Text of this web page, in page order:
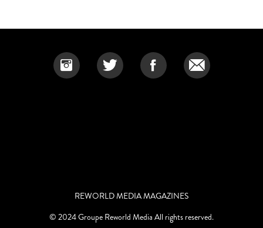
REWORLD MEDIA MAGAZINES
© 2024 Groupe Reworld Media All rights reserved.